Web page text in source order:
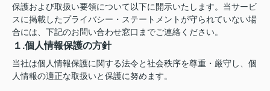
保護および取扱い要領について以下に開示いたします。当サービ
スに掲載したプライバシー・ステートメントが守られていない場
合には、下記のお問い合わせ窓口までご連絡ください。
１.個人情報保護の方針
当社は個人情報保護に関する法令と社会秩序を尊重・厳守し、個
人情報の適正な取扱いと保護に努めます。